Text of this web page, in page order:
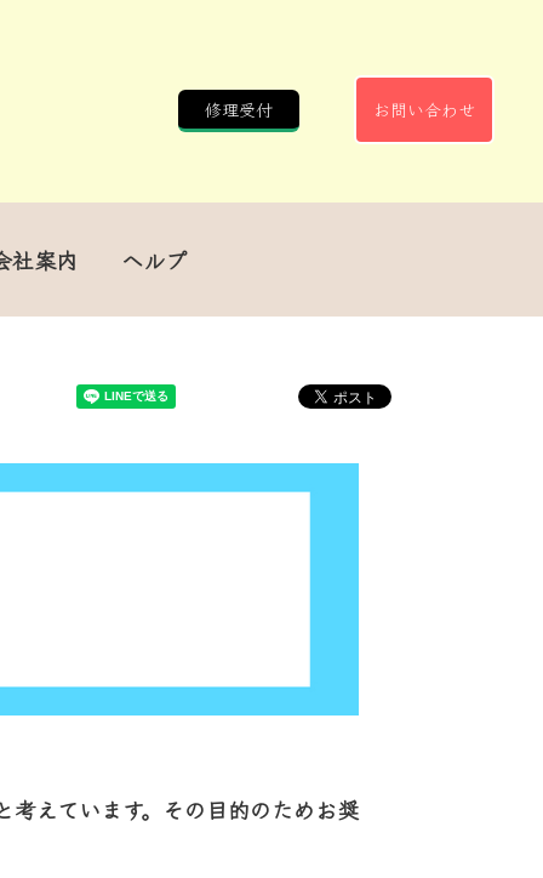
修理受付 お問い合わせ
社案内 ヘルプ
えています。その目的のためお奨